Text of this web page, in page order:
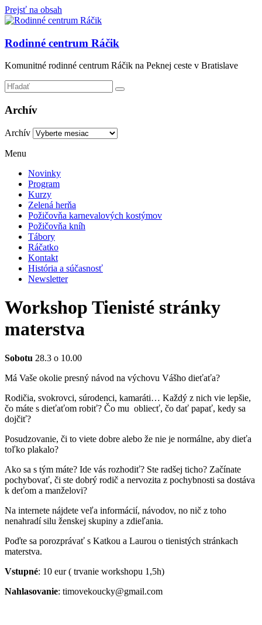
Prejsť na obsah
Rodinné centrum Ráčik
Komunitné rodinné centrum Ráčik na Peknej ceste v Bratislave
Archív
Archív
Menu
Novinky
Program
Kurzy
Zelená herňa
Požičovňa karnevalových kostýmov
Požičovňa kníh
Tábory
Ráčatko
Kontakt
História a súčasnosť
Newsletter
Workshop Tienisté stránky
materstva
Sobotu 28.3 o 10.00
Má Vaše okolie presný návod na výchovu Vášho dieťaťa?
Rodičia, svokrovci, súrodenci, kamaráti… Každý z nich vie lepšie,
čo máte s dieťaťom robiť? Čo mu obliecť, čo dať papať, kedy sa
dojčiť?
Posudzovanie, či to viete dobre alebo že nie je normálne, aby dieťa
toľko plakalo?
Ako sa s tým máte? Ide vás rozhodiť? Ste radšej ticho? Začínate
pochybovať, či ste dobrý rodič a nervozita z pochybnosti sa dostáva
k deťom a manželovi?
Na internete nájdete veľa informácií, návodov, no nič z toho
nenahradí silu ženskej skupiny a zdieľania.
Poďte sa porozprávať s Katkou a Laurou o tienistých stránkach
materstva.
Vstupné: 10 eur ( trvanie workshopu 1,5h)
Nahlasovanie: timovekoucky@gmail.com